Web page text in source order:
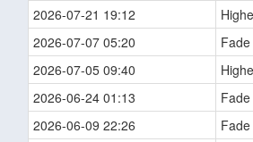
2026-07-21 19:12
2026-07-07 05:20
Fade
2026-07-05 09:40
2026-06-24 01:13
Fade
2026-06-09 22:26
Fade